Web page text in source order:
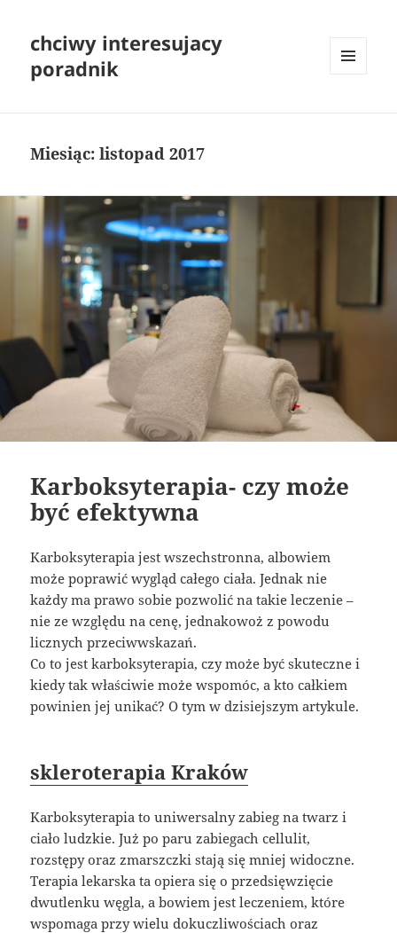
chciwy interesujacy
poradnik
Miesiąc:listopad 2017
Karboksyterapia- czy może
być efektywna
Karboksyterapia jest wszechstronna, albowiem
może poprawić wygląd całego ciała. Jednak nie
każdy ma prawo sobie pozwolić na takie leczenie –
nie ze względu na cenę, jednakowoż z powodu
licznych przeciwwskazań.
Co to jest karboksyterapia, czy może być skuteczne i
kiedy tak właściwie może wspomóc, a kto całkiem
powinien jej unikać? O tym w dzisiejszym artykule.
skleroterapia Kraków
Karboksyterapia to uniwersalny zabieg na twarz i
ciało ludzkie. Już po paru zabiegach cellulit,
rozstępy oraz zmarszczki stają się mniej widoczne.
Terapia lekarska ta opiera się o przedsięwzięcie
dwutlenku węgla, a bowiem jest leczeniem, które
wspomaga przy wielu dokuczliwościach oraz